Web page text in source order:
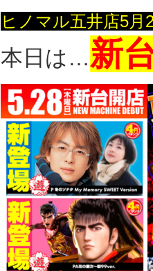
ヒノマル五井店5月
本日は…新